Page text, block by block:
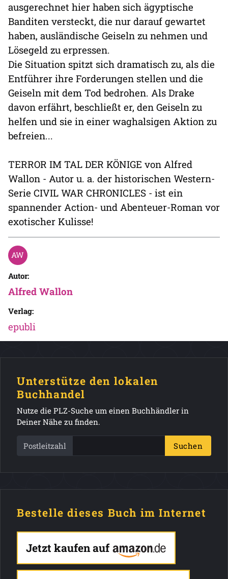
ausgerechnet hier haben sich ägyptische
Banditen versteckt, die nur darauf gewartet
haben, ausländische Geiseln zu nehmen und
Lösegeld zu erpressen.
Die Situation spitzt sich dramatisch zu, als die
Entführer ihre Forderungen stellen und die
Geiseln mit dem Tod bedrohen. Als Drake
davon erfährt, beschließt er, den Geiseln zu
helfen und sie in einer waghalsigen Aktion zu
befreien...
TERROR IM TAL DER KÖNIGE von Alfred
Wallon - Autor u. a. der historischen Western-
Serie CIVIL WAR CHRONICLES - ist ein
spannender Action- und Abenteuer-Roman vor
exotischer Kulisse!
Autor:
Alfred Wallon
Verlag:
epubli
Unterstütze den lokalen
Buchhandel
Nutze die PLZ-Suche um einen Buchhändler in
Deiner Nähe zu finden.
Postleitzahl Suchen
Bestelle dieses Buch im Internet
Jetzt kaufen auf